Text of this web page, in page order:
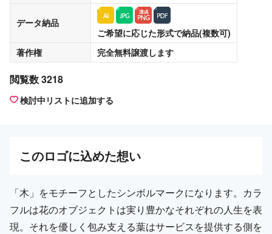
データ納品
ご希望に応じた形式で納品(複数可)
著作権
完全無料譲渡します
閲覧数 3218
検討中リストに追加する
このロゴに込めた想い
「木」をモチーフとしたシンボルマークになります。カラ
フルは花のオブジェクトは実り豊かなそれぞれの人生を表
現。それを優しく包み支える葉はサービスを提供する側を